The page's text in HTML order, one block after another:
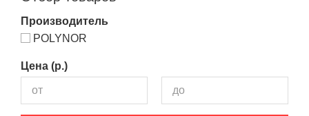
Производитель
POLYNOR
Цена (р.)